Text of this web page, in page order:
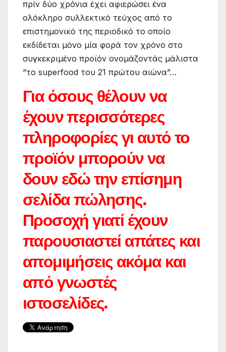
πρίν δύο χρόνια έχει αφιερώσει ένα
ολόκληρο συλλεκτικό τεύχος από το
επιστημονικό της περιοδικό το οποίο
εκδίδεται μόνο μία φορά τον χρόνο στο
συγκεκριμένο προϊόν ονομάζοντάς μάλιστα
“το superfood του 21 πρώτου αιώνα”…
Για όσους θέλουν να
έχουν περισσότερες
πληροφορίες γι αυτό το
προϊόν μπορούν να
δουν εδώ την επίσημη
σελίδα πώλησης.
Προσοχή γιατί έχουν
παρουσιαστεί απάτες και
απομιμήσεις ακόμα και
από γνωστές
ιστοσελίδες.